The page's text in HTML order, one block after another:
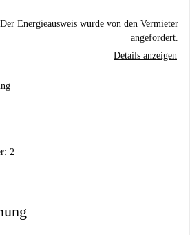
Der Energieausweis wurde von den Vermieter
angefordert.
Details anzeigen
2